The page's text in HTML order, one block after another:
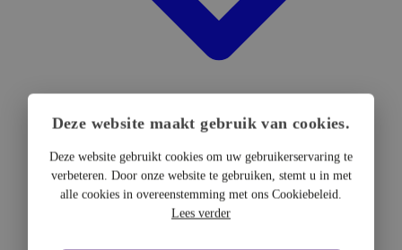
DTF Hardware
DTF Printers
Deze website maakt gebruik van cookies.
Deze website gebruikt cookies om uw gebruikerservaring te
verbeteren. Door onze website te gebruiken, stemt u in met
alle cookies in overeenstemming met ons Cookiebeleid.
Lees verder